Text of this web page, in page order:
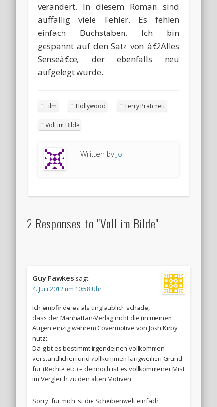
verändert. In diesem Roman sind
auffällig viele Fehler. Es fehlen
einfach Buchstaben. Ich bin
gespannt auf den Satz von â€žAlles
Senseâ€œ, der ebenfalls neu
aufgelegt wurde.
Film Hollywood Terry Pratchett
Voll im Bilde
Written by Jo
2 Responses to "Voll im Bilde"
Guy Fawkes sagt:
4. Juni 2012 um 10:58 Uhr
Ich empfinde es als unglaublich schade,
dass der Manhattan-Verlag nicht die (in meinen
Augen einzig wahren) Covermotive von Josh Kirby
nutzt.
Da gibt es bestimmt irgendeinen vollkommen
verständlichen und vollkommen langweilien Grund
für (Rechte etc.) – dennoch ist es vollkommener Mist
im Vergleich zu den alten Motiven.
Sorry, für mich ist die Scheibenwelt einfach